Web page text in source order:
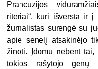
Prancūzijos
riteriai“, kuri išversta ir į
žurnalistas surengė su
apie senelį atsakinėjo
žinoti. Įdomu nebent
tokios rašytojo genų